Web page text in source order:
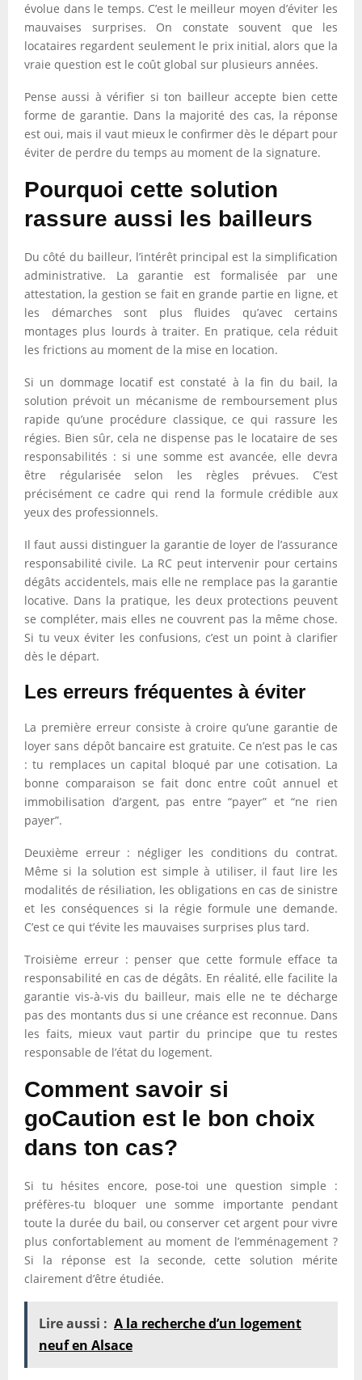
évolue dans le temps. C’est le meilleur moyen d’éviter les
mauvaises surprises. On constate souvent que les
locataires regardent seulement le prix initial, alors que la
vraie question est le coût global sur plusieurs années.
Pense aussi à vérifier si ton bailleur accepte bien cette
forme de garantie. Dans la majorité des cas, la réponse
est oui, mais il vaut mieux le confirmer dès le départ pour
éviter de perdre du temps au moment de la signature.
Pourquoi cette solution
rassure aussi les bailleurs
Du côté du bailleur, l’intérêt principal est la simplification
administrative. La garantie est formalisée par une
attestation, la gestion se fait en grande partie en ligne, et
les démarches sont plus fluides qu’avec certains
montages plus lourds à traiter. En pratique, cela réduit
les frictions au moment de la mise en location.
Si un dommage locatif est constaté à la fin du bail, la
solution prévoit un mécanisme de remboursement plus
rapide qu’une procédure classique, ce qui rassure les
régies. Bien sûr, cela ne dispense pas le locataire de ses
responsabilités : si une somme est avancée, elle devra
être régularisée selon les règles prévues. C’est
précisément ce cadre qui rend la formule crédible aux
yeux des professionnels.
Il faut aussi distinguer la garantie de loyer de l’assurance
responsabilité civile. La RC peut intervenir pour certains
dégâts accidentels, mais elle ne remplace pas la garantie
locative. Dans la pratique, les deux protections peuvent
se compléter, mais elles ne couvrent pas la même chose.
Si tu veux éviter les confusions, c’est un point à clarifier
dès le départ.
Les erreurs fréquentes à éviter
La première erreur consiste à croire qu’une garantie de
loyer sans dépôt bancaire est gratuite. Ce n’est pas le cas
: tu remplaces un capital bloqué par une cotisation. La
bonne comparaison se fait donc entre coût annuel et
immobilisation d’argent, pas entre “payer” et “ne rien
payer”.
Deuxième erreur : négliger les conditions du contrat.
Même si la solution est simple à utiliser, il faut lire les
modalités de résiliation, les obligations en cas de sinistre
et les conséquences si la régie formule une demande.
C’est ce qui t’évite les mauvaises surprises plus tard.
Troisième erreur : penser que cette formule efface ta
responsabilité en cas de dégâts. En réalité, elle facilite la
garantie vis-à-vis du bailleur, mais elle ne te décharge
pas des montants dus si une créance est reconnue. Dans
les faits, mieux vaut partir du principe que tu restes
responsable de l’état du logement.
Comment savoir si
goCaution est le bon choix
dans ton cas?
Si tu hésites encore, pose-toi une question simple :
préfères-tu bloquer une somme importante pendant
toute la durée du bail, ou conserver cet argent pour vivre
plus confortablement au moment de l’emménagement ?
Si la réponse est la seconde, cette solution mérite
clairement d’être étudiée.
Lire aussi : A la recherche d’un logement
neuf en Alsace